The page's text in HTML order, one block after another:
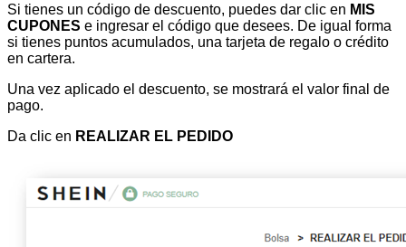
Si tienes un código de descuento, puedes dar clic en MIS
CUPONES e ingresar el código que desees. De igual forma
si tienes puntos acumulados, una tarjeta de regalo o crédito
en cartera.
Una vez aplicado el descuento, se mostrará el valor final de
pago.
Da clic en REALIZAR EL PEDIDO